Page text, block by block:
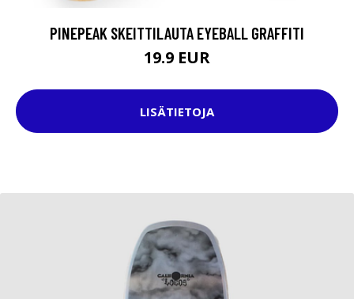
PINEPEAK SKEITTILAUTA EYEBALL GRAFFITI
19.9 EUR
LISÄTIETOJA